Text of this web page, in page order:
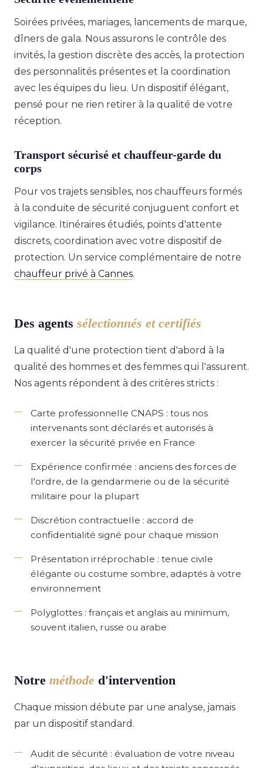
Soirées privées, mariages, lancements de marque,
dîners de gala. Nous assurons le contrôle des
invités, la gestion discrète des accès, la protection
des personnalités présentes et la coordination
avec les équipes du lieu. Un dispositif élégant,
pensé pour ne rien retirer à la qualité de votre
réception.
Transport sécurisé et chauffeur-garde du
corps
Pour vos trajets sensibles, nos chauffeurs formés
à la conduite de sécurité conjuguent confort et
vigilance. Itinéraires étudiés, points d'attente
discrets, coordination avec votre dispositif de
protection. Un service complémentaire de notre
chauffeur privé à Cannes.
Des agents sélectionnés et certifiés
La qualité d'une protection tient d'abord à la
qualité des hommes et des femmes qui l'assurent.
Nos agents répondent à des critères stricts :
Carte professionnelle CNAPS : tous nos
intervenants sont déclarés et autorisés à
exercer la sécurité privée en France
Expérience confirmée : anciens des forces de
l'ordre, de la gendarmerie ou de la sécurité
militaire pour la plupart
Discrétion contractuelle : accord de
confidentialité signé pour chaque mission
Présentation irréprochable : tenue civile
élégante ou costume sombre, adaptés à votre
environnement
Polyglottes : français et anglais au minimum,
souvent italien, russe ou arabe
Notre méthode d'intervention
Chaque mission débute par une analyse, jamais
par un dispositif standard.
Audit de sécurité : évaluation de votre niveau